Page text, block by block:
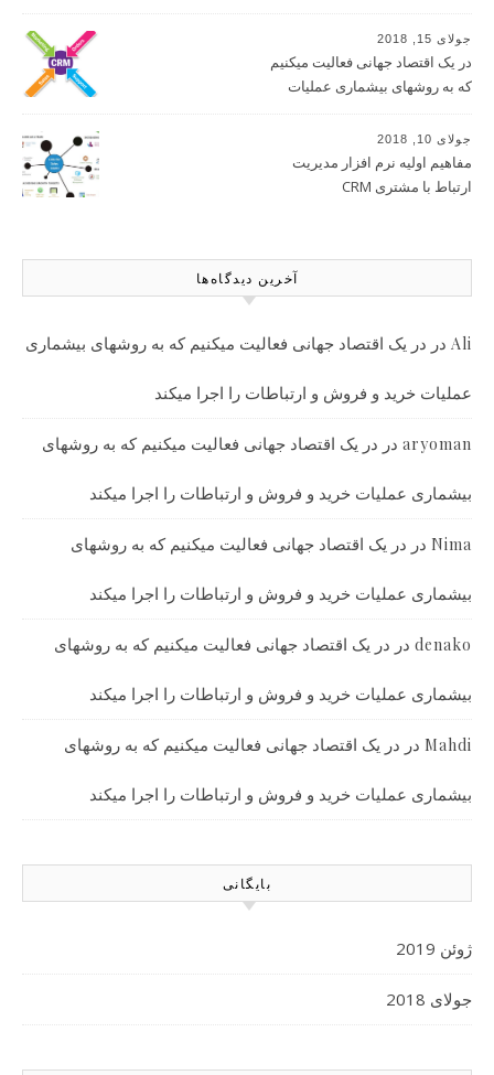
جولای 15, 2018
در یک اقتصاد جهانی فعالیت میکنیم
که به روشهای بیشماری عملیات
میکند
جولای 10, 2018
مفاهیم اولیه نرم افزار مدیریت
ارتباط با مشتری CRM
آخرین دیدگاه‌ها
Ali در در یک اقتصاد جهانی فعالیت میکنیم که به روشهای بیشماری
عملیات خرید و فروش و ارتباطات را اجرا میکند
aryoman در در یک اقتصاد جهانی فعالیت میکنیم که به روشهای
بیشماری عملیات خرید و فروش و ارتباطات را اجرا میکند
Nima در در یک اقتصاد جهانی فعالیت میکنیم که به روشهای
بیشماری عملیات خرید و فروش و ارتباطات را اجرا میکند
denako در در یک اقتصاد جهانی فعالیت میکنیم که به روشهای
بیشماری عملیات خرید و فروش و ارتباطات را اجرا میکند
Mahdi در در یک اقتصاد جهانی فعالیت میکنیم که به روشهای
بیشماری عملیات خرید و فروش و ارتباطات را اجرا میکند
بایگانی
ژوئن 2019
جولای 2018